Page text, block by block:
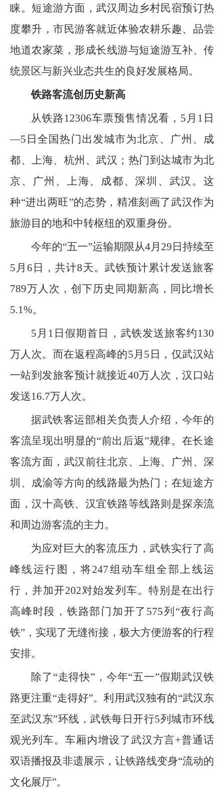
睐。短途游方面，武汉周边乡村民宿预订热
度攀升，市民游客就近体验农耕乐趣、品尝
地道农家菜，形成长线游与短途游互补、传
统景区与新兴业态共生的良好发展格局。
铁路客流创历史新高
从铁路12306车票预售情况看，5月1日
—5日全国热门出发城市为北京、广州、成
都、上海、杭州、武汉；热门到达城市为北
京、广州、上海、成都、深圳、武汉。这
种“进出两旺”的态势，精准刻画了武汉作为
旅游目的地和中转枢纽的双重身份。
今年的“五一”运输期限从4月29日持续至
5月6日，共计8天。武铁预计累计发送旅客
789万人次，创下历史同期新高，同比增长
5.1%。
5月1日假期首日，武铁发送旅客约130
万人次。而在返程高峰的5月5日，仅武汉站
一站到发旅客预计就接近40万人次，汉口站
发送16.7万人次。
据武铁客运部相关负责人介绍，今年的
客流呈现出明显的“前出后返”规律。在长途
客流方面，武汉前往北京、上海、广州、深
圳、成渝等方向的线路最为热门；在短途方
面，汉十高铁、汉宜铁路等线路则是探亲流
和周边游客流的主力。
为应对巨大的客流压力，武铁实行了高
峰线运行图，将247组动车组全部上线运
行，并加开202对始发列车。特别是在出行
高峰时段，铁路部门加开了575列“夜行高
铁”，实现了无缝衔接，极大方便游客的行程
安排。
除了“走得快”，今年“五一”假期武汉铁
路更注重“走得好”。利用武汉独有的“武汉东
至武汉东”环线，武铁每日开行5列城市环线
观光列车。车厢内增设了武汉方言+普通话
双语播报及非遗展示，让铁路线变身“流动的
文化展厅”。